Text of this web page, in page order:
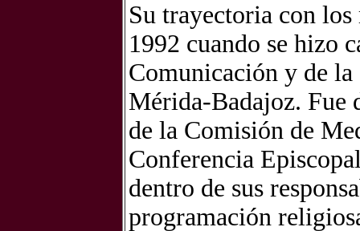
Su trayectoria con
1992 cuando se hizo
Comunicación y de
Mérida-Badajoz. Fue
de la Comisión de
Conferencia
dentro de sus
programación